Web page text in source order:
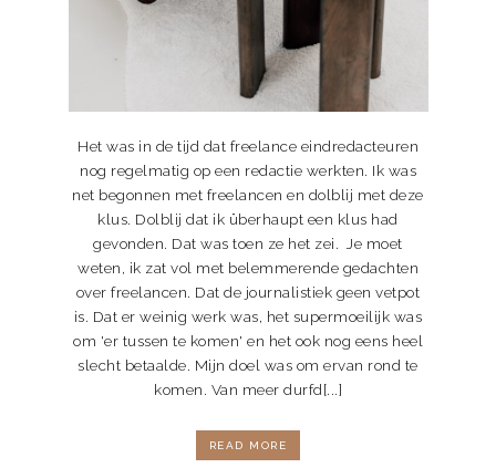
Het was in de tijd dat freelance eindredacteuren
nog regelmatig op een redactie werkten. Ik was
net begonnen met freelancen en dolblij met deze
klus. Dolblij dat ik überhaupt een klus had
gevonden. Dat was toen ze het zei. Je moet
weten, ik zat vol met belemmerende gedachten
over freelancen. Dat de journalistiek geen vetpot
is. Dat er weinig werk was, het supermoeilijk was
om 'er tussen te komen' en het ook nog eens heel
slecht betaalde. Mijn doel was om ervan rond te
komen. Van meer durfd[...]
READ MORE